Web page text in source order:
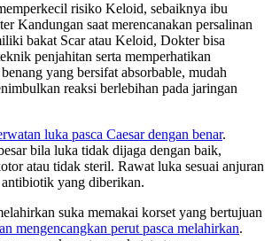
risiko Keloid, sebaiknya ibu
Kandungan saat merencanakan persalinan
bakat Scar atau Keloid, Dokter bisa
penjahitan serta memperhatikan
yang bersifat absorbable, mudah
reaksi berlebihan pada jaringan
luka pasca Caesar dengan benar.
bila luka tidak dijaga dengan baik,
atau tidak steril. Rawat luka sesuai anjuran
yang diberikan.
suka memakai korset yang bertujuan
mengencangkan perut pasca melahirkan.